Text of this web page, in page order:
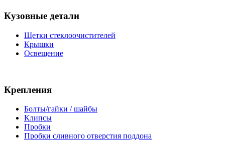
Кузовные детали
Щетки стеклоочистителей
Крышки
Освещение
Крепления
Болты/гайки / шайбы
Клипсы
Пробки
Пробки сливного отверстия поддона